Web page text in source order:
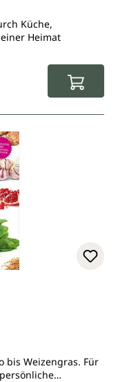
Küche,
Heimat
bis Weizengras. Für